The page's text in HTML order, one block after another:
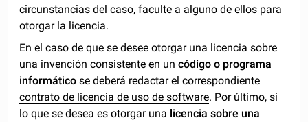
circunstancias del caso, faculte a alguno de ellos para
otorgar la licencia.
En el caso de que se desee otorgar una licencia sobre
una invención consistente en uncódigo o programa
informático se deberá redactar el correspondiente
contrato de licencia de uso de software. Por último, si
lo que se desea es otorgar una licencia sobre una